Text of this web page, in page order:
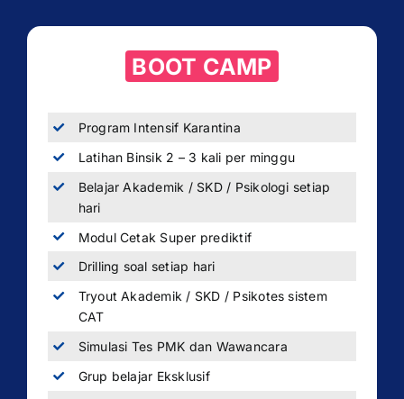
BOOT CAMP
Program Intensif Karantina
Latihan Binsik 2 – 3 kali per minggu
Belajar Akademik / SKD / Psikologi setiap
hari
Modul Cetak Super prediktif
Drilling soal setiap hari
Tryout Akademik / SKD / Psikotes sistem
CAT
Simulasi Tes PMK dan Wawancara
Grup belajar Eksklusif